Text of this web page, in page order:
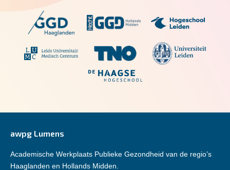
awpg Lumens
Academische Werkplaats Publieke Gezondheid van de regio’s
Haaglanden en Hollands Midden.